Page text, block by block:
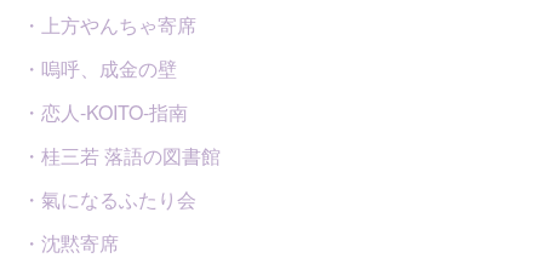
・上方やんちゃ寄席
・嗚呼、成金の壁
・恋人-KOITO-指南
・桂三若 落語の図書館
・氣になるふたり会
・沈黙寄席